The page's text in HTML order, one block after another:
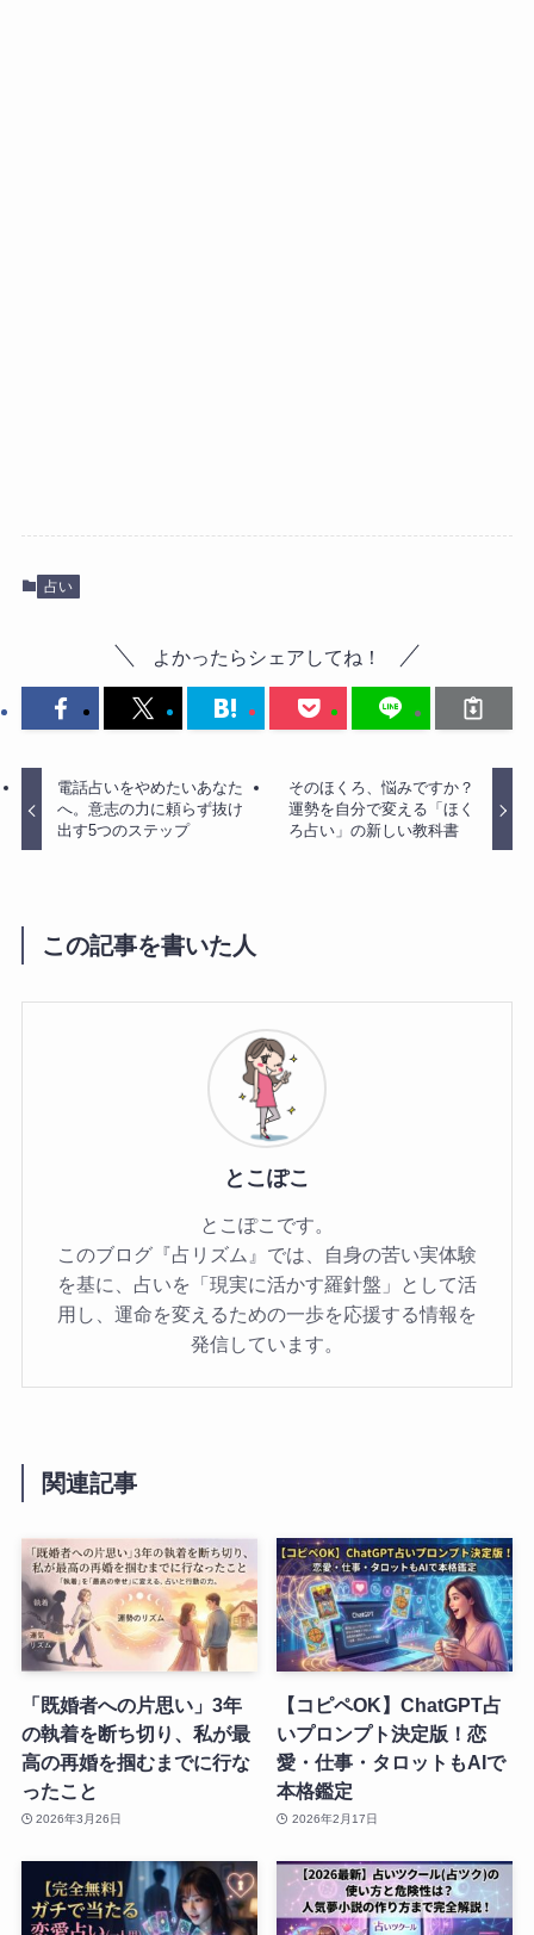
占い
よかったらシェアしてね！
電話占いをやめたいあなた
へ。意志の力に頼らず抜け
出す5つのステップ
そのほくろ、悩みですか？
運勢を自分で変える「ほく
ろ占い」の新しい教科書
この記事を書いた人
とこぽこ
とこぽこです。
このブログ『占リズム』では、自身の苦い実体験
を基に、占いを「現実に活かす羅針盤」として活
用し、運命を変えるための一歩を応援する情報を
発信しています。
関連記事
「既婚者への片思い」3年
の執着を断ち切り、私が最
高の再婚を掴むまでに行な
ったこと
2026年3月26日
【コピペOK】ChatGPT占
いプロンプト決定版！恋
愛・仕事・タロットもAIで
本格鑑定
2026年2月17日